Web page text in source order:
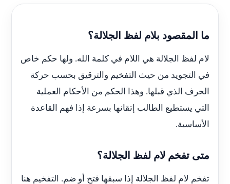
ما المقصود بلام لفظ الجلالة؟
لام لفظ الجلالة هي اللام في كلمة الله. ولها حكم خاص
في التجويد من حيث التفخيم والترقيق بحسب حركة
الحرف الذي قبلها. وهذا الحكم من الأحكام العملية
التي يستطيع الطالب إتقانها بسرعة إذا فهم القاعدة
الأساسية.
متى تفخم لام لفظ الجلالة؟
تفخم لام لفظ الجلالة إذا سبقها فتح أو ضم. التفخيم هنا